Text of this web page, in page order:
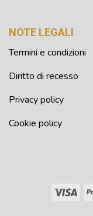
NOTE LEGALI
Termini e condizioni
Diritto di recesso
Privacy policy
Cookie policy